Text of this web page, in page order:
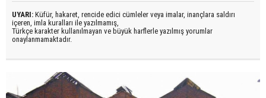
UYARI: Küfür, hakaret, rencide edici cümleler veya imalar, inançlara saldırı
içeren, imla kuralları ile yazılmamış,
Türkçe karakter kullanılmayan ve büyük harflerle yazılmış yorumlar
onaylanmamaktadır.